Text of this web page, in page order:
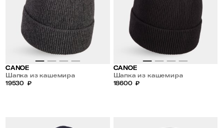
CANOE
Шапка из кашемира
19530 ₽
CANOE
Шапка из кашемира
18600 ₽